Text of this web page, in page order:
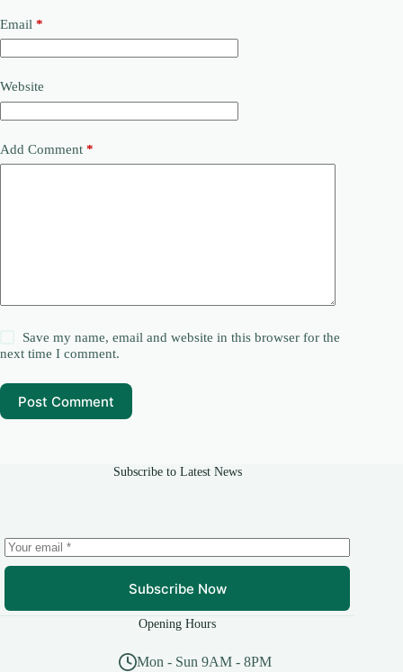
Email *
Website
Add Comment *
Save my name, email and website in this browser for the
next time I comment.
Post Comment
Subscribe to Latest News
Subscribe Now
Opening Hours
Mon - Sun 9AM - 8PM